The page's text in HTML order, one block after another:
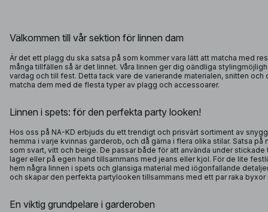
Välkommen till vår sektion för linnen dam
Är det ett plagg du ska satsa på som kommer vara lätt att matcha med
många tillfällen så är det linnet. Våra linnen ger dig oändliga
vardag och till fest. Detta tack vare de varierande materialen, snitten
matcha dem med de flesta typer av plagg och accessoarer.
Linnen i spets: för den perfekta party looken!
Hos oss på NA-KD erbjuds du ett trendigt och prisvärt sortiment av
hemma i varje kvinnas garderob, och då gärna i flera olika stilar. Satsa
som svart, vitt och beige. De passar både för att använda under
lager eller på egen hand tillsammans med jeans eller kjol. För de lite
hem några linnen i spets och glansiga material med iögonfallande
och skapar den perfekta partylooken tillsammans med ett par raka byxor
En viktig grundpelare i garderoben